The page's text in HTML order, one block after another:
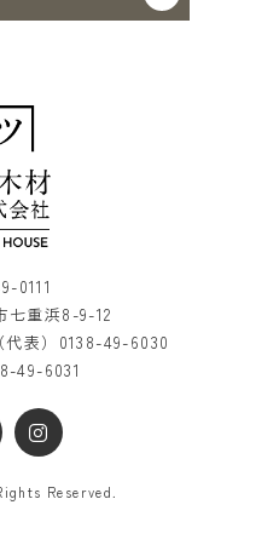
0111
七重浜8-9-12
（代表） 0138-49-6030
49-6031
Reserved.